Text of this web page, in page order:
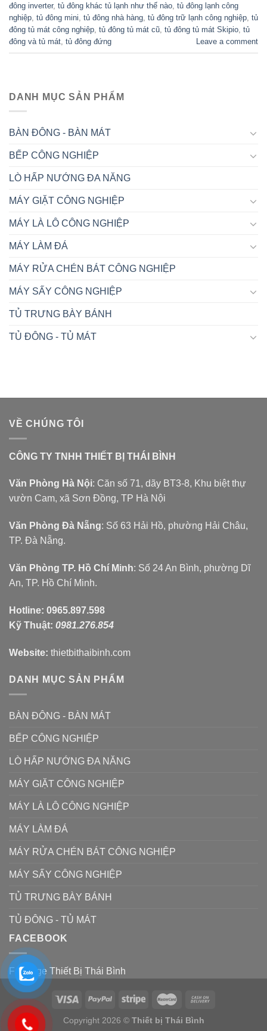
đông inverter, tủ đông khác tủ lạnh như thế nào tủ đông lạnh công
nghiệp tủ đông mini tủ đông nhà hàng tủ đông trữ lạnh công nghiệp tủ
đông tủ mát công nghiệp tủ đông tủ mát cũ tủ đông tủ mát Skipio tủ
đông và tủ mát tủ đông đứng Leave a comment
DANH MỤC SẢN PHẨM
BÀN ĐÔNG - BÀN MÁT
BẾP CÔNG NGHIỆP
LÒ HẤP NƯỚNG ĐA NĂNG
MÁY GIẶT CÔNG NGHIỆP
MÁY LÀ LÔ CÔNG NGHIỆP
MÁY LÀM ĐÁ
MÁY RỬA CHÉN BÁT CÔNG NGHIỆP
MÁY SẤY CÔNG NGHIỆP
TỦ TRƯNG BÀY BÁNH
TỦ ĐÔNG - TỦ MÁT
VỀ CHÚNG TÔI
CÔNG TY TNHH THIẾT BỊ THÁI BÌNH
Văn Phòng Hà Nội: Căn số 71, dãy BT3-8, Khu biệt thự
vườn Cam, xã Sơn Đồng, TP Hà Nội
Văn Phòng Đà Nẵng: Số 63 Hải Hồ, phường Hải Châu,
TP. Đà Nẵng.
Văn Phòng TP. Hồ Chí Minh: Số 24 An Bình, phường Dĩ
An, TP. Hồ Chí Minh.
Hotline: 0965.897.598
Kỹ Thuật: 0981.276.854
Website: thietbithaibinh.com
DANH MỤC SẢN PHẨM
BÀN ĐÔNG - BÀN MÁT
BẾP CÔNG NGHIỆP
LÒ HẤP NƯỚNG ĐA NĂNG
MÁY GIẶT CÔNG NGHIỆP
MÁY LÀ LÔ CÔNG NGHIỆP
MÁY LÀM ĐÁ
MÁY RỬA CHÉN BÁT CÔNG NGHIỆP
MÁY SẤY CÔNG NGHIỆP
TỦ TRƯNG BÀY BÁNH
TỦ ĐÔNG - TỦ MÁT
FACEBOOK
Fanpage Thiết Bị Thái Bình
Copyright 2026 © Thiết bị Thái Bình